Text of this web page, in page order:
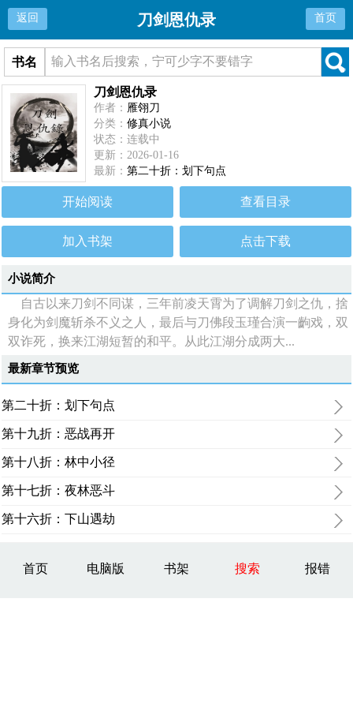
返回 刀剑恩仇录 首页
书名
刀剑恩仇录
作者： 雁翎刀
分类：修真小说
状态：连载中
更新：2026-01-16
最新：第二十折：划下句点
开始阅读 查看目录
加入书架 点击下载
小说简介
自古以来刀剑不同谋，三年前凌天霄为了调解刀剑之仇，捨
身化为剑魔斩杀不义之人，最后与刀佛段玉瑾合演一齣戏，双
双诈死，换来江湖短暂的和平。从此江湖分成两大...
最新章节预览
第二十折：划下句点
第十九折：恶战再开
第十八折：林中小径
第十七折：夜林恶斗
第十六折：下山遇劫
首页 电脑版 书架 搜索 报错